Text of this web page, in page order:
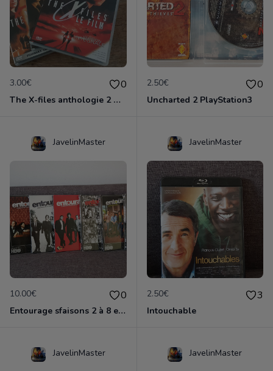
3.00€ 0
The X-files anthologie 2 DVD
2.50€ 0
Uncharted 2 PlayStation3
JavelinMaster
10.00€ 0
Entourage sfaisons 2 à 8 en dvd
JavelinMaster
2.50€ 3
Intouchable
JavelinMaster JavelinMaster